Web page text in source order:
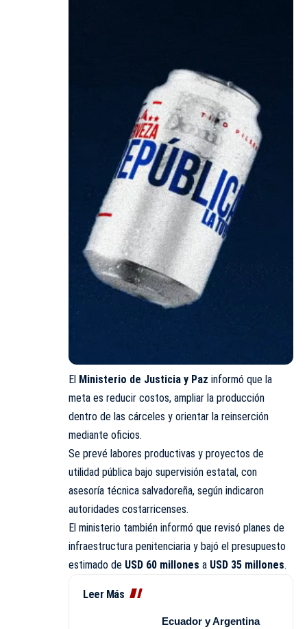
El Ministerio de Justicia y Paz informó que la
meta es reducir costos, ampliar la producción
dentro de las cárceles y orientar la reinserción
mediante oficios.
Se prevé labores productivas y proyectos de
utilidad pública bajo supervisión estatal, con
asesoría técnica salvadoreña, según indicaron
autoridades costarricenses.
El ministerio también informó que revisó planes de
infraestructura penitenciaria y bajó el presupuesto
estimado de USD 60 millones a USD 35 millones.
Leer Más
Ecuador y Argentina